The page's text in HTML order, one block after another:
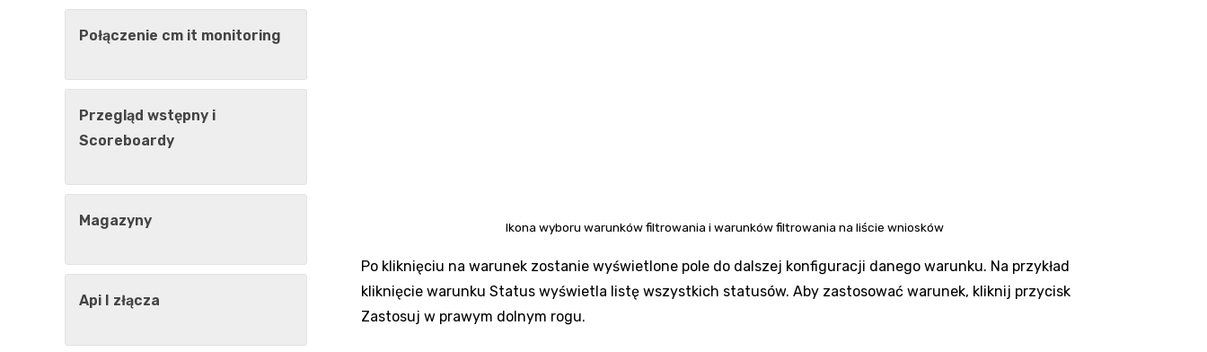
Ikona wyboru warunków filtrowania i warunków filtrowania na liście wniosków
Po kliknięciu na warunek zostanie wyświetlone pole do dalszej konfiguracji danego warunku. Na przykład
kliknięcie warunku Status wyświetla listę wszystkich statusów. Aby zastosować warunek, kliknij przycisk
Zastosuj w prawym dolnym rogu.
Połączenie cm it monitoring
Przegląd wstępny i
Scoreboardy
Magazyny
Api I złącza